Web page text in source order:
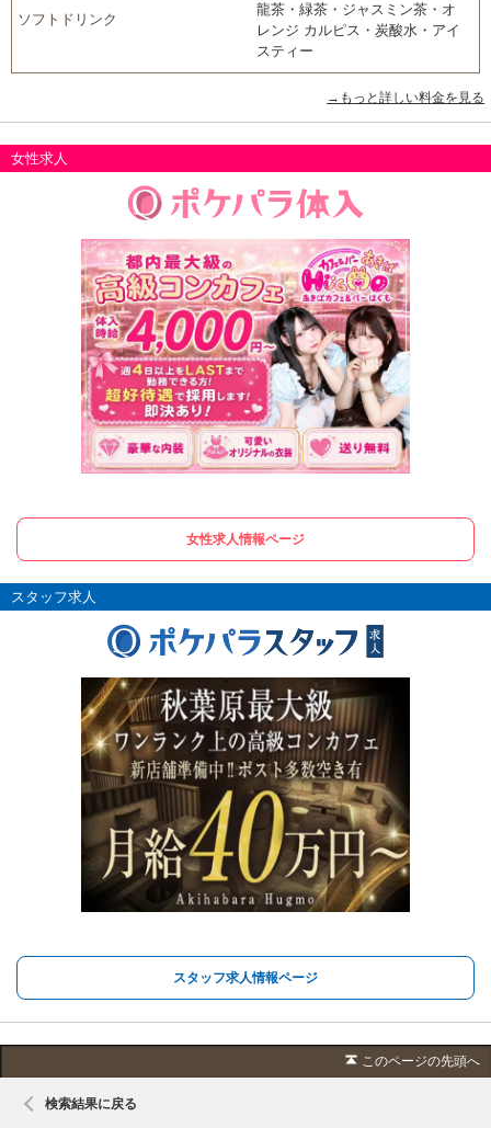
ソフトドリンク
龍茶・緑茶・ジャスミン茶・オ
レンジ カルピス・炭酸水・アイ
スティー
→もっと詳しい料金を見る
女性求人
女性求人情報ページ
スタッフ求人
スタッフ求人情報ページ
このページの先頭へ
検索結果に戻る